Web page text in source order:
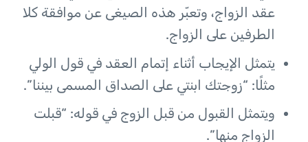
عقد الزواج، وتعبّر هذه الصيغى عن موافقة كلا
الطرفين على الزواج.
يتمثل الإيجاب أثناء إتمام العقد في قول الولي
مثلًا: “زوجتك ابنتي على الصداق المسمى بيننا”.
ويتمثل القبول من قبل الزوج في قوله: “قبلت
الزواج منها”.